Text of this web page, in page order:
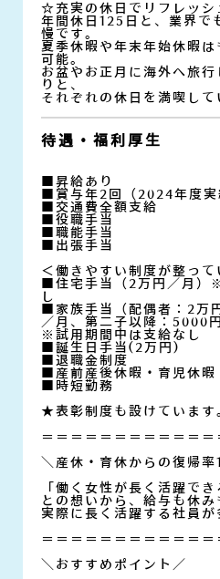
☆充実の休日でリフレッシ
年間休日125日と、業界で
慢です。
夏季休暇や年末年始休暇
可能。
お盆やお正月に海外へ旅
りと、
それぞれの休日を満喫して
待遇・福利厚生
■昇給あり
■賞与年2回（2024年度実
■交通費全額支給
■役職手当
■職能手当
■出張手当
＜働きやすい制度が整って
■住宅手当（2万円／月）
し
■家族手当（配偶者：2万
／月、第二子以降：5000
※試用期間中は支給なし
■誕生日手当(2万円)
■退職金制度
■産前産後休暇・育児休
■時短勤務
★表彰制度も設けています
＝＝＝＝＝＝＝＝＝＝＝＝
＼産休・育休からの復帰率
「働く女性が長く活躍でき
との想いから、給与も休
実際に長く活躍する社員が
＝＝＝＝＝＝＝＝＝＝＝＝
＼おすすめポイント／